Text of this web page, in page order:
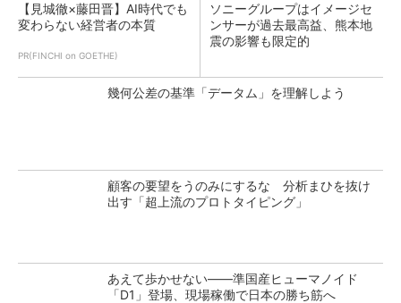
【見城徹×藤田晋】AI時代でも
変わらない経営者の本質
PR(FINCHI on GOETHE)
ソニーグループはイメージセ
ンサーが過去最高益、熊本地
震の影響も限定的
幾何公差の基準「データム」を理解しよう
顧客の要望をうのみにするな 分析まひを抜け
出す「超上流のプロトタイピング」
あえて歩かせない――準国産ヒューマノイド
「D1」登場、現場稼働で日本の勝ち筋へ